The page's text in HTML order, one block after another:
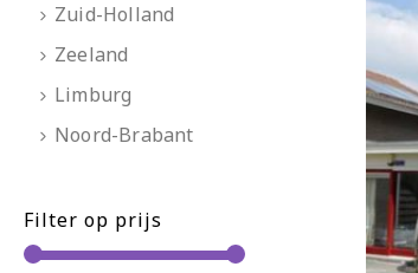
Zuid-Holland
Zeeland
Limburg
Noord-Brabant
Filter op prijs